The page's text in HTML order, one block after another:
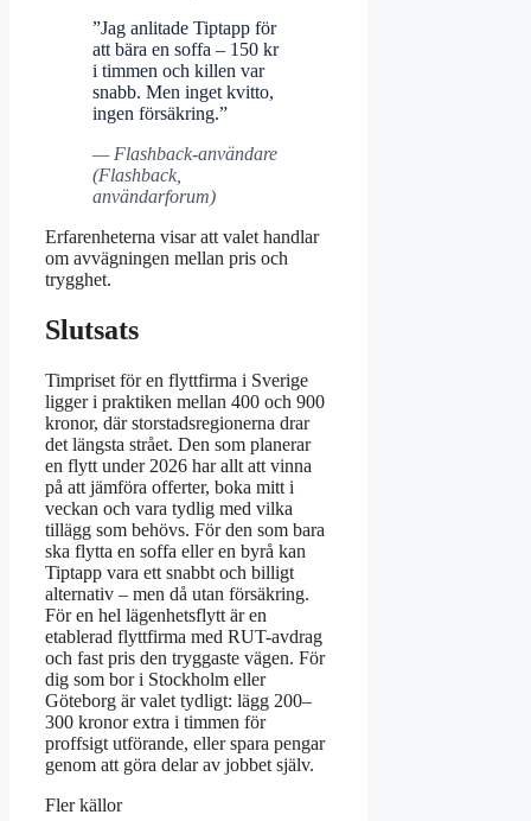
”Jag anlitade Tiptapp för
att bära en soffa – 150 kr
i timmen och killen var
snabb. Men inget kvitto,
ingen försäkring.”
— Flashback-användare
(Flashback,
användarforum)
Erfarenheterna visar att valet handlar
om avvägningen mellan pris och
trygghet.
Slutsats
Timpriset för en flyttfirma i Sverige
ligger i praktiken mellan 400 och 900
kronor, där storstadsregionerna drar
det längsta strået. Den som planerar
en flytt under 2026 har allt att vinna
på att jämföra offerter, boka mitt i
veckan och vara tydlig med vilka
tillägg som behövs. För den som bara
ska flytta en soffa eller en byrå kan
Tiptapp vara ett snabbt och billigt
alternativ – men då utan försäkring.
För en hel lägenhetsflytt är en
etablerad flyttfirma med RUT-avdrag
och fast pris den tryggaste vägen. För
dig som bor i Stockholm eller
Göteborg är valet tydligt: lägg 200–
300 kronor extra i timmen för
proffsigt utförande, eller spara pengar
genom att göra delar av jobbet själv.
Fler källor